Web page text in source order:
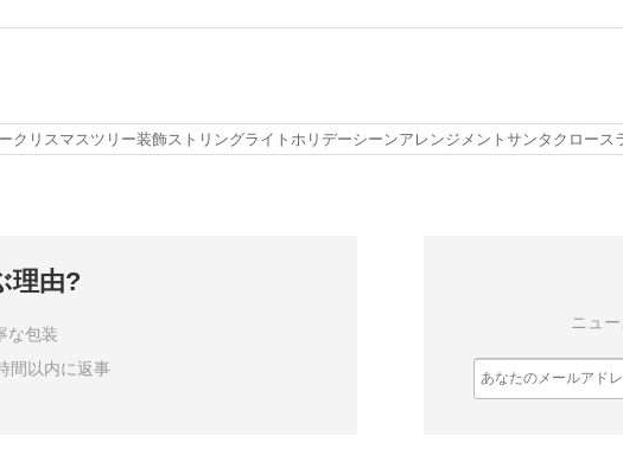
クリスマスツリー装飾ストリングライトホリデーシーンアレンジメントサンタクロース
理由?
な包装
間以内に返事
ニュ